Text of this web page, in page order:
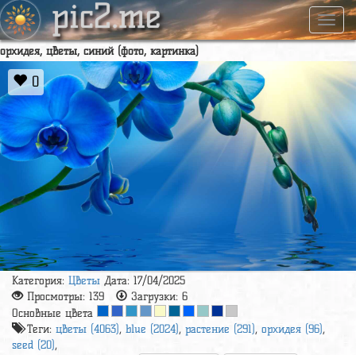
pic2.me
орхидея, цветы, синий (фото, картинка)
0
Категория: Цветы Дата: 17/04/2025
Просмотры: 139 Загрузки: 6
Основные цвета
Теги: цветы (4063), blue (2024), растение (291), орхидея (96),
seed (20),